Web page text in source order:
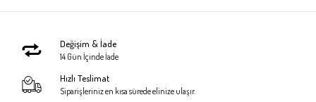
Değişim & İade
14 Gün İçinde İade
Hızlı Teslimat
Siparişleriniz en kısa sürede elinize ulaşır.